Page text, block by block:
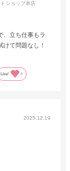
ショップ本店
、立ち仕事もラ
て問題なし！
Like! 0
2025.12.19